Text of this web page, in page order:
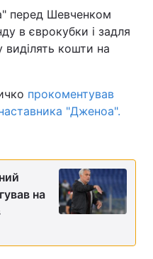
перед Шевченком
в єврокубки і задля
виділять кошти на
прокоментував
"Дженоа".
на